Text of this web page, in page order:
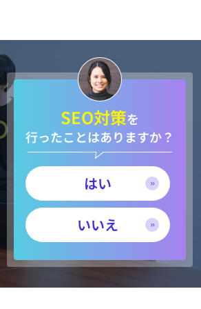
SEO対策を
行ったことはありますか？
はい
いいえ